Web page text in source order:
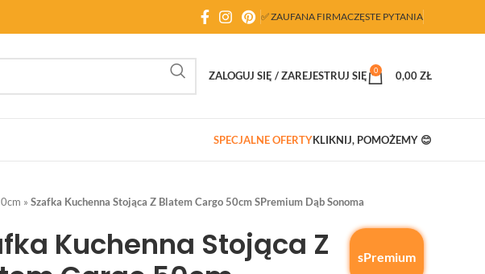
✅ ZAUFANA FIRMACZĘSTE PYTANIA
ZALOGUJ SIĘ / ZAREJESTRUJ SIĘ 0 0,00ZŁ
SPECJALNE OFERTYKLIKNIJ, POMOŻEMY 😊
» Szafka Kuchenna Stojąca Z Blatem Cargo 50cm SPremium Dąb Sonoma
sPremium
Kuchenna Stojąca Z